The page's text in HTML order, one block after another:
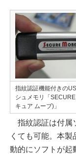
指紋認証機能付きの
シュメモリ「
キュア ムーブ)」
指紋認証は付属
くても可能。本
動的にソフトが起